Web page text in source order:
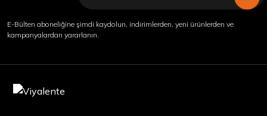
E-Bülten aboneliğine şimdi kaydolun, indirimlerden, yeni ürünlerden ve
kampanyalardan yararlanın.